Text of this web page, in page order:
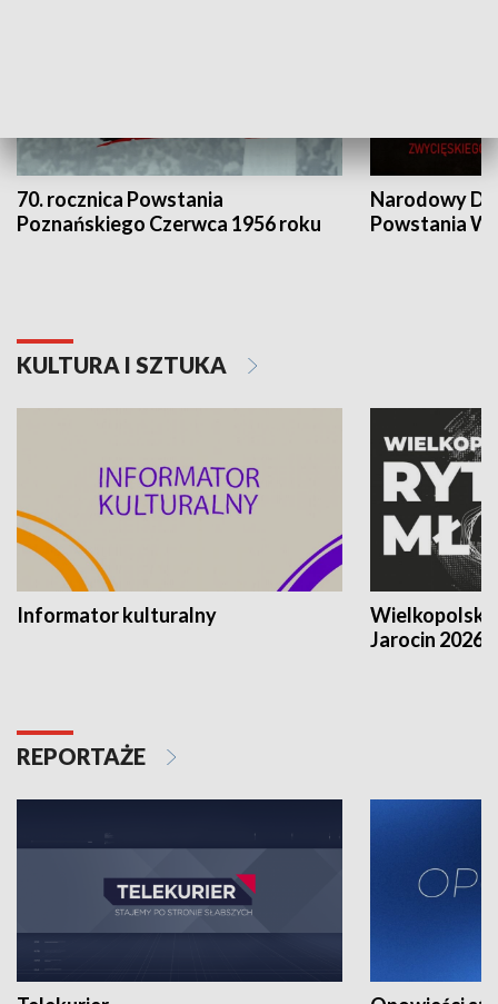
70. rocznica Powstania
Poznańskiego Czerwca 1956 roku
Narodowy
Powstania
KULTURA I SZTUKA
Informator kulturalny
Jarocin 2026
REPORTAŻE